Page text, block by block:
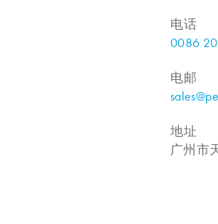
电话
0086
电邮
地址
广州市